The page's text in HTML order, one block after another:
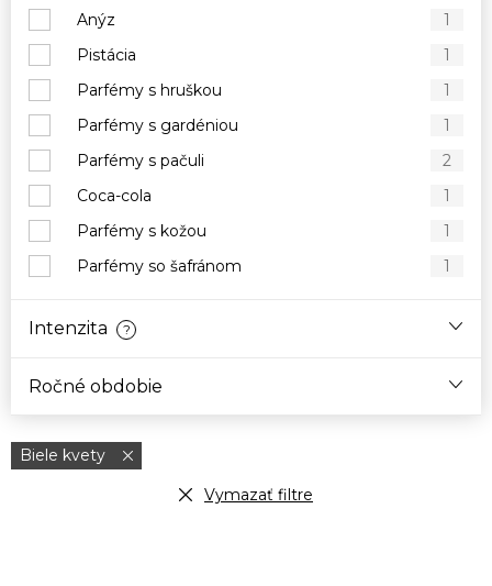
Anýz
1
Pistácia
1
Parfémy s hruškou
1
Parfémy s gardéniou
1
Parfémy s pačuli
2
Coca-cola
1
Parfémy s kožou
1
Parfémy so šafránom
1
Intenzita ?
Ročné obdobie
Biele kvety
Vymazať filtre